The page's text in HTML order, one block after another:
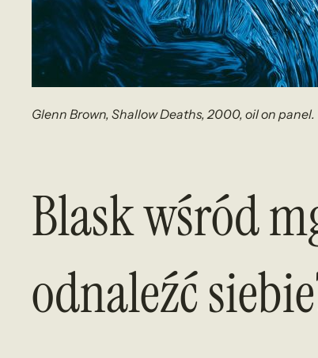
Glenn Brown, Shallow Deaths, 2000, oil on panel.
Blask wśród
odnaleźć